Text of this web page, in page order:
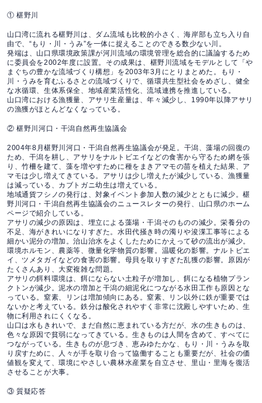
① 椹野川
山口湾に流れる椹野川は、ダム流域も比較的小さく、海岸部も立ち入り自
由で、“もり・川・うみ”を一体に捉えることのできる数少ない川。
発端は、山口県環境政策課が河川流域の環境管理を総合的に議論するため
に委員会を2002年度に設置。その成果は、椹野川流域をモデルとして「や
まぐちの豊かな流域づくり構想」を2003年3月にとりまとめた。もり・
川・うみを育むふるさとの流域づくりで、循環共生型社会をめざし、健全
な水循環、生体系保全、地域産業活性化、流域連携を推進している。
山口湾における漁獲量、アサリ生産量は、年々減少し、1990年以降アサリ
の漁獲がほとんどなくなっている。
② 椹野川河口・干潟自然再生協議会
2004年8月椹野川河口・干潟自然再生協議会が発足。干潟、藻場の回復の
ため、干潟を耕し、アサリをナルトビエイなどの食害から守るため網を張
り、竹柵を建て、藻を増やすために種をまきアマモの苗を植えた結果、ア
マモは少し増えてきている。アサリは少し増えたが減少している、漁獲量
は減っている、カブトガニ幼生は増えている。
地域通貨フシノの発行は、対象イベント参加人数の減少とともに減少。椹
野川河口・干潟自然再生協議会のニュースレターの発行、山口県のホーム
ページで紹介している。
アサリの減少の原因は、埋立による藻場・干潟そのものの減少。栄養分の
不足、海がきれいになりすぎた。水田代掻き時の濁りや浚渫工事等による
細かい泥分の増加。治山治水をよくしたためにかえって砂の流出が減少。
環境ホルモン、農薬等、微量化学物質の影響。温暖化の影響。ナルトビエ
イ、ツメタガイなどの食害の影響。母貝を取りすぎた乱獲の影響。原因が
たくさんあり、大変複雑な問題。
アサリの餌料環境は、餌にならない土粒子が増加し、餌になる植物プラン
クトンが減少。泥水の増加と干潟の細泥化につながる水田工作も原因とな
っている。窒素、リンは増加傾向にある。窒素、リン以外に鉄が重要では
ないかと考えている。鉄分は酸化されやすく非常に沈殿しやすいため、生
物に利用されにくくなる。
山口は水もきれいで、まだ自然に恵まれている方だが、水の生きものは、
色々な原因で貧弱になってきている。生きものは人間を含めて、すべてに
つながっている。生きものが息づき、恵みゆたかな、もり・川・うみを取
り戻すために、人々が手を取り合って協働することも重要だが、社会の価
値観を変えて、環境にやさしい農林水産業を自立させ、里山・里海を復活
させることが大事。
③ 質疑応答